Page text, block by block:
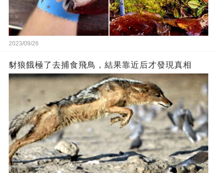
2023/09/26
豺狼餓極了去捕食飛鳥，結果靠近后才發現真相